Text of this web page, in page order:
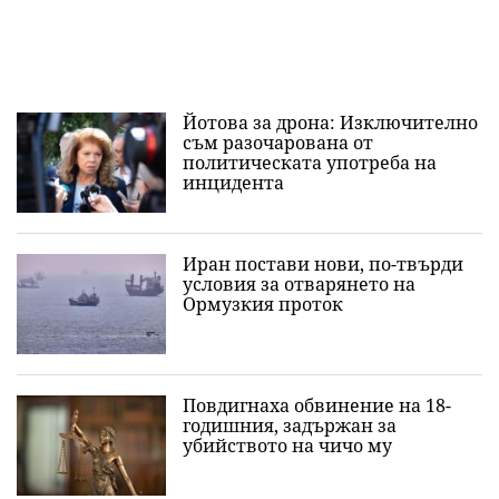
Йотова за дрона: Изключително
съм разочарована от
политическата употреба на
инцидента
Иран постави нови, по-твърди
условия за отварянето на
Ормузкия проток
Повдигнаха обвинение на 18-
годишния, задържан за
убийството на чичо му